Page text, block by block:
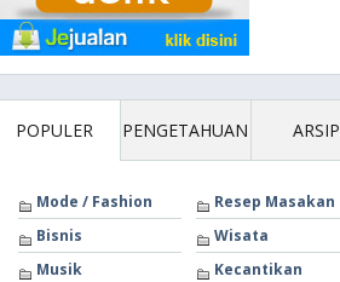
POPULER PENGETAHUAN ARSIP
Mode / Fashion
Resep Masakan
Bisnis
Wisata
Musik
Kecantikan